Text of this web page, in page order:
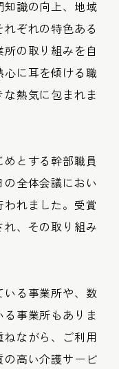
識の向上、地域
ぞれの特色ある
の取り組みを自
心に耳を傾ける職
熱気に包まれま
とする幹部職員
全体会議におい
れました。受賞
、その取り組み
る事業所や、数
事業所もありま
ながら、ご利用
高い介護サービ